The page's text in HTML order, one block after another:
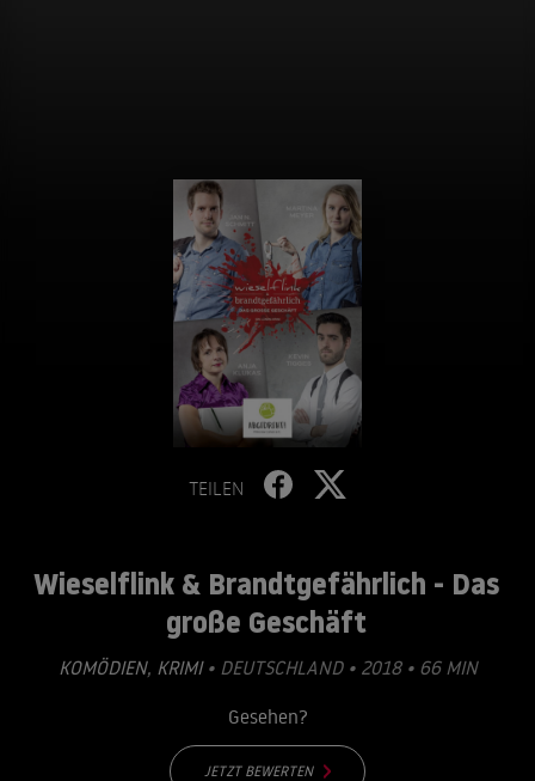
TEILEN
Wieselflink & Brandtgefährlich - Das
große Geschäft
KOMÖDIEN, KRIMI• DEUTSCHLAND • 2018 • 66 MIN
Gesehen?
JETZT BEWERTEN